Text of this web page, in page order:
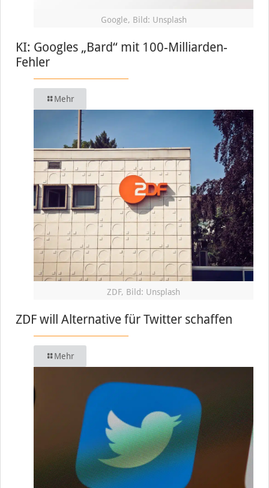
Google, Bild: Unsplash
KI: Googles „Bard“ mit 100-Milliarden-
Fehler
Mehr
ZDF, Bild: Unsplash
ZDF will Alternative für Twitter schaffen
Mehr